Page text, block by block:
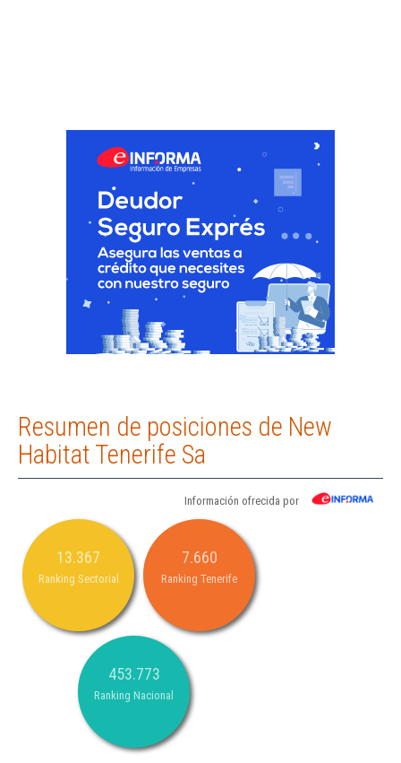
Resumen de posiciones de New
Habitat Tenerife Sa
Información ofrecida por
13.367
Ranking Sectorial
7.660
Ranking Tenerife
453.773
Ranking Nacional